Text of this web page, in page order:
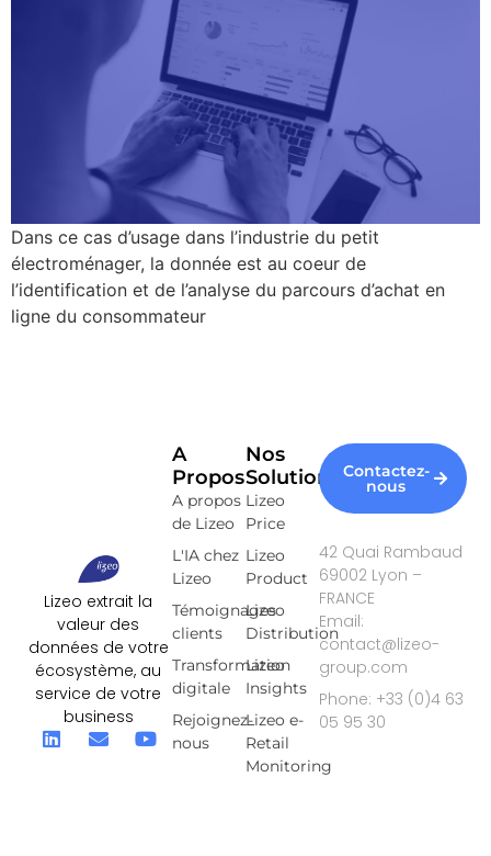
Dans ce cas d’usage dans l’industrie du petit
électroménager, la donnée est au coeur de
l’identification et de l’analyse du parcours d’achat en
ligne du consommateur
Lizeo extrait la
valeur des
données de votre
écosystème, au
service de votre
business
Nos
Solutions
Lizeo
Price
Lizeo
Product
Lizeo
Distribution
Lizeo
Insights
Lizeo e-
Retail
Monitoring
A
Propos
A propos
de Lizeo
L'IA chez
Lizeo
Témoignages
clients
Transformation
digitale
Rejoignez-
nous
Contactez-
nous
42 Quai Rambaud
69002 Lyon –
FRANCE
Email:
contact@lizeo-
group.com
Phone: +33 (0)4 63
05 95 30